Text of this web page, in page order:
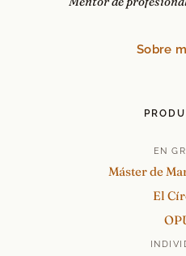
Sobre
EN
Máster de
El